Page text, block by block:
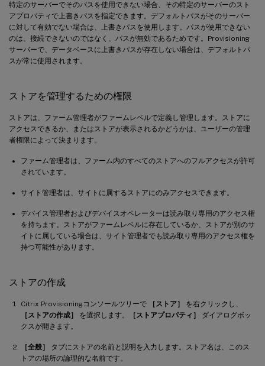
特定のサーバーでそのパスを使用できない場合、その特定のサーバーのスト
アプロパティで上書きパスを指定できます。デフォルトパスがそのサーバー
に対して有効でない場合は、上書きパスを使用します。パスが使用できない
のは、接続できないのではなく、パスが無効であるためです。Provisioning
サーバーで、データベースに上書きパスが存在しない場合は、デフォルトパ
スが常に使用されます。
ストアを管理するための権限
ストアは、ファーム管理者がファームレベルで定義し管理します。ストアに
アクセスできるか、またはストアが表示されるかどうかは、ユーザーの管理
者権限によって決まります。
ファーム管理者は、ファーム内のすべてのストアへのフルアクセスが許可
されています。
サイト管理者は、サイトに属するストアにのみアクセスできます。
デバイス管理者およびデバイスオペレーターは読み取り専用のアクセス権
を持ちます。ストアがファームレベルに存在しているか、ストアが別のサ
イトに属している場合は、サイト管理者でも読み取り専用のアクセス権を
持つ可能性があります。
ストアの作成
Citrix Provisioningコンソールツリーで ［ストア］
を右クリックし、
［ストアの作成］
を選択します。 ［ストアプロパティ］
ダイアログボッ
クスが開きます。
［全般］
タブにストアの名前と説明を入力します。ストア名は、このス
トアの場所の論理的な名前です。